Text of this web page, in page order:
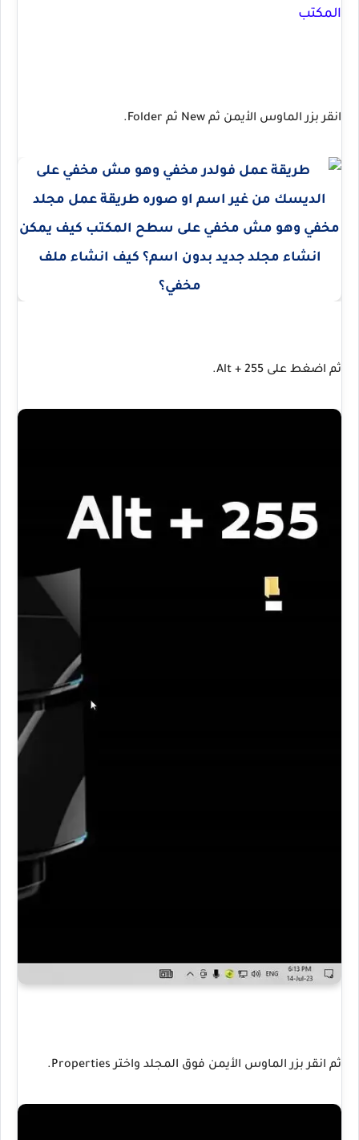
المكتب
انقر بزر الماوس الأيمن ثم New ثم Folder.
ثم اضغط على Alt + 255.
ثم انقر بزر الماوس الأيمن فوق المجلد واختر Properties.